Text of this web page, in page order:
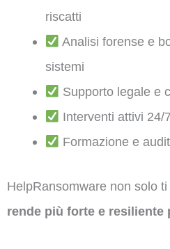
riscatti
Analisi forense e
sistemi
Supporto legale e
Interventi attivi 24/7
Formazione e
HelpRansomware non solo
rende più forte e resiliente